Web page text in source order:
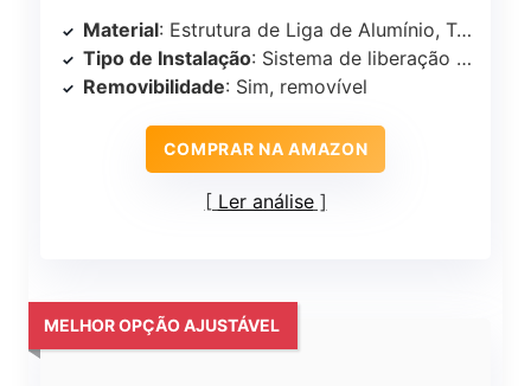
Material: Estrutura de Liga de Alumínio, Tecido Oxford
Tipo de Instalação: Sistema de liberação rápida
Removibilidade: Sim, removível
COMPRAR NA AMAZON
Ler análise
MELHOR OPÇÃO AJUSTÁVEL